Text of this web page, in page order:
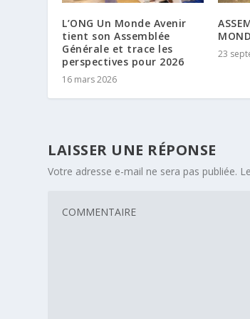
L’ONG Un Monde Avenir
tient son Assemblée
Générale et trace les
perspectives pour 2026
16 mars 2026
23
LAISSER UNE RÉPONSE
Votre adresse e-mail ne sera pas publiée.